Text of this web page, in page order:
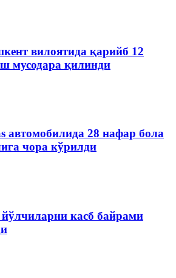
вилоятида қарийб 12
мусодара қилинди
автомобилида 28 нафар бола
чора кўрилди
касб байрами